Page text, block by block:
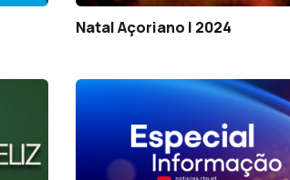
Natal Açoriano | 2024